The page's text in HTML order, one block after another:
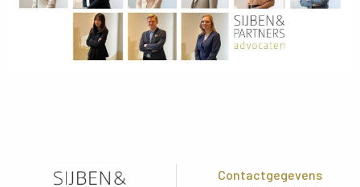
Contactgegevens